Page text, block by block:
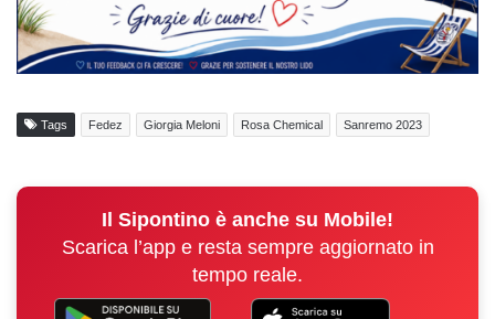
Tags Fedez Giorgia Meloni Rosa Chemical Sanremo 2023
Il Sipontino è anche su Mobile!
Scarica l’app e resta sempre aggiornato in
tempo reale.